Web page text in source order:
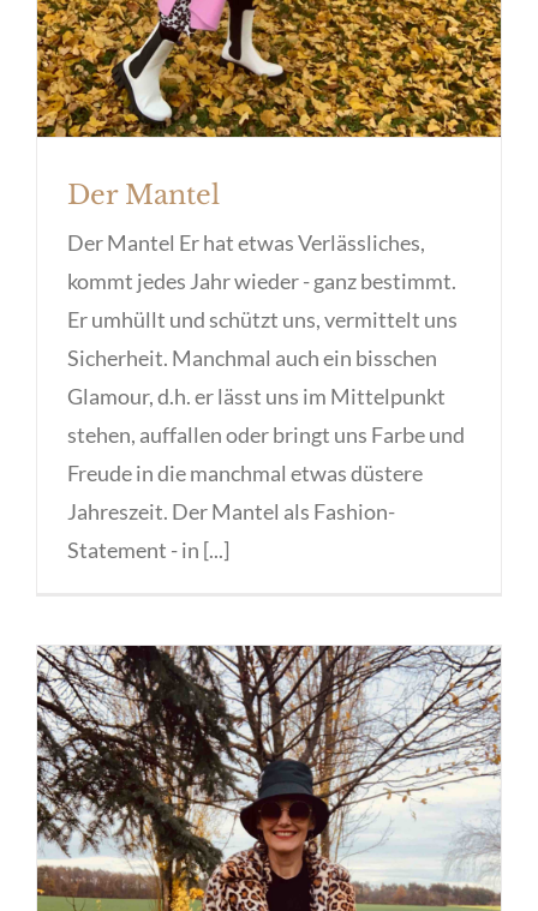
Der Mantel
Der Mantel Er hat etwas Verlässliches,
kommt jedes Jahr wieder - ganz bestimmt.
Er umhüllt und schützt uns, vermittelt uns
Sicherheit. Manchmal auch ein bisschen
Glamour, d.h. er lässt uns im Mittelpunkt
stehen, auffallen oder bringt uns Farbe und
Freude in die manchmal etwas düstere
Jahreszeit. Der Mantel als Fashion-
Statement - in [...]